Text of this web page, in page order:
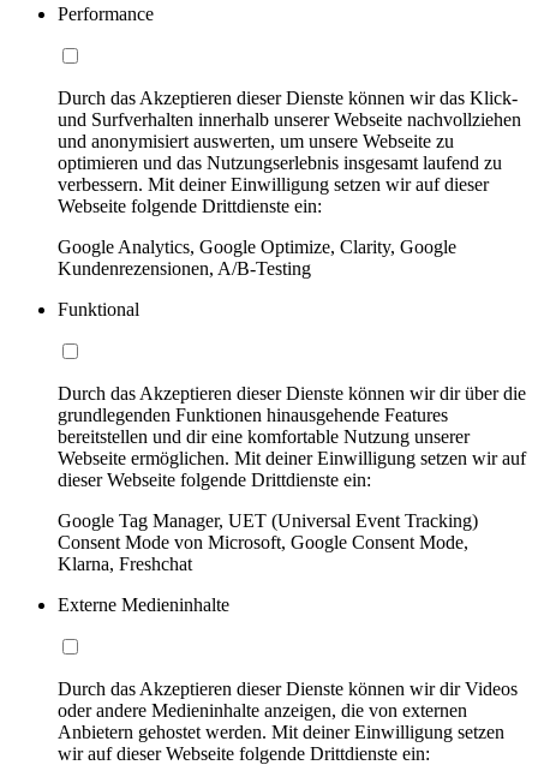
Performance
Durch das Akzeptieren dieser Dienste können wir das Klick-
und Surfverhalten innerhalb unserer Webseite nachvollziehen
und anonymisiert auswerten, um unsere Webseite zu
optimieren und das Nutzungserlebnis insgesamt laufend zu
verbessern. Mit deiner Einwilligung setzen wir auf dieser
Webseite folgende Drittdienste ein:
Google Analytics, Google Optimize, Clarity, Google
Kundenrezensionen, A/B-Testing
Funktional
Durch das Akzeptieren dieser Dienste können wir dir über die
grundlegenden Funktionen hinausgehende Features
bereitstellen und dir eine komfortable Nutzung unserer
Webseite ermöglichen. Mit deiner Einwilligung setzen wir auf
dieser Webseite folgende Drittdienste ein:
Google Tag Manager, UET (Universal Event Tracking)
Consent Mode von Microsoft, Google Consent Mode,
Klarna, Freshchat
Externe Medieninhalte
Durch das Akzeptieren dieser Dienste können wir dir Videos
oder andere Medieninhalte anzeigen, die von externen
Anbietern gehostet werden. Mit deiner Einwilligung setzen
wir auf dieser Webseite folgende Drittdienste ein: